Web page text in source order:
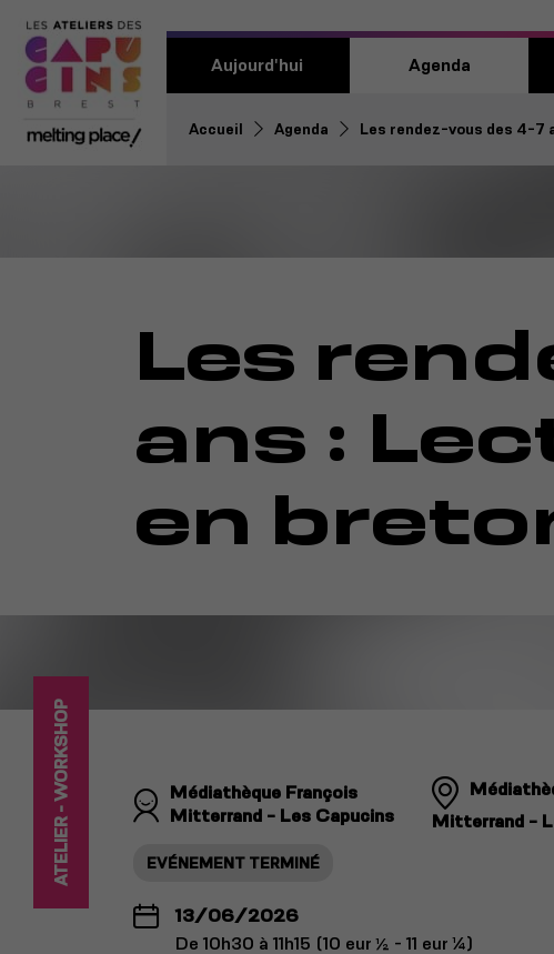
Aujourd'hui Agenda
Accueil Agenda Les rendez-vous des 4-7
Les
ans :
en
ATELIER - WORKSHOP
Médiathèque François
Mitterrand - Les Capucins
Mitterrand -
EVÉNEMENT TERMINÉ
13/06/2026
De 10h30 à 11h15 (10 eur ½ - 11 eur ¼)